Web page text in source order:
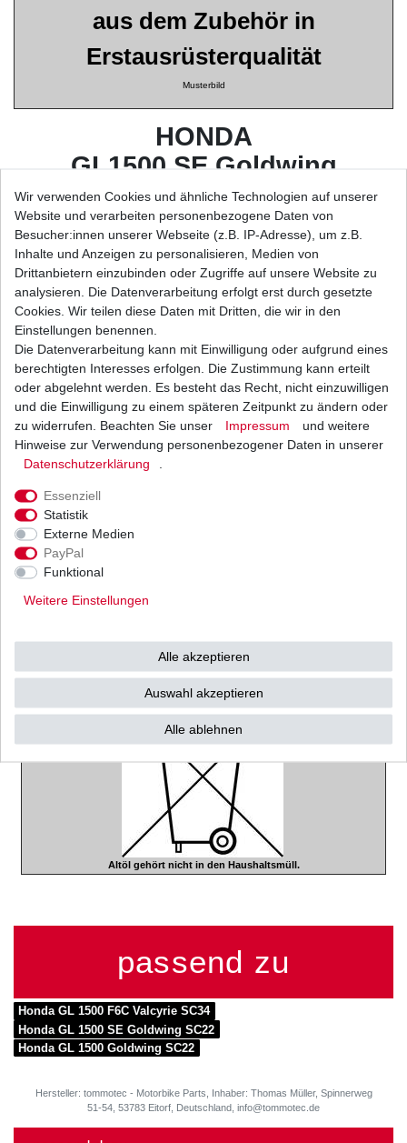
aus dem Zubehör in
Erstausrüsterqualität
Musterbild
HONDA
GL1500 SE Goldwing
GL1500 F6C Valkyrie
Typ: SC22 / SC34
Baujahr: 1988 - 2003
Sie erhalten bei uns nur hochwertige Filter in Erstausrüsterqualität.
Je nach Liefermöglichkeit versenden wir ausschließlich Filter von
EMGO, Meiwa, UFI, Mahle,
unserer eigenen Herstellung oder Hiflo.
Diese Filter haben den europäischen ISO 9000 Qualitätsstandard und
werden ständig kontrolliert.
So ist für Sie eine gleichbleibende Qualität garantiert.
Achtung!!!!!
Die bei uns von Endverbrauchern erworbene Menge an Verbrennungsmotoren-
nehmen wir als Altöl kostenlos zum Zweck der fachgerechten Entsorgung zurück.
Die Rücknahme erstreckt sich ebenfalls auf Ölfilter und beim Ölwechsel
Rückgabeort ist die im Impressum aufgeführte Adresse.
Sie können das gebrauchte Öl bzw. Ölfilter und bei Ölwechsel regelmässig
Alternativ können Sie bei Übernahme der Versandkosten den Paketversand
wählen.
Altöl gehört nicht in den Haushaltsmüll.
passend zu
Honda GL 1500 F6C Valcyrie SC34
Honda GL 1500 SE Goldwing SC22
Honda GL 1500 Goldwing SC22
Hersteller: tommotec - Motorbike Parts, Inhaber: Thomas Müller, Spinnerweg
51-54, 53783 Eitorf, Deutschland, info@tommotec.de
Wir verwenden Cookies und ähnliche Technologien auf unserer
Website und verarbeiten personenbezogene Daten von
Besucher:innen unserer Webseite (z.B. IP-Adresse), um z.B.
Inhalte und Anzeigen zu personalisieren, Medien von
Drittanbietern einzubinden oder Zugriffe auf unsere Website zu
analysieren. Die Datenverarbeitung erfolgt erst durch gesetzte
Cookies. Wir teilen diese Daten mit Dritten, die wir in den
Einstellungen benennen.
Die Datenverarbeitung kann mit Einwilligung oder aufgrund eines
berechtigten Interesses erfolgen. Die Zustimmung kann erteilt
oder abgelehnt werden. Es besteht das Recht, nicht einzuwilligen
und die Einwilligung zu einem späteren Zeitpunkt zu ändern oder
zu widerrufen. Beachten Sie unser
Impressum
und weitere
Hinweise zur Verwendung personenbezogener Daten in unserer
Daten­schutz­erklärung
Essenziell
Statistik
Externe Medien
PayPal
Funktional
Weitere Einstellungen
Alle akzeptieren
Auswahl akzeptieren
Alle ablehnen